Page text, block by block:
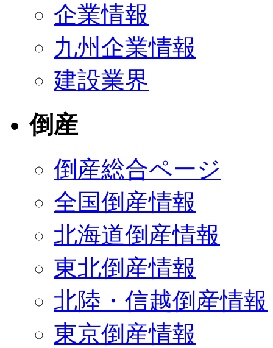
企業情報
九州企業情報
建設業界
倒産
倒産総合ページ
全国倒産情報
北海道倒産情報
東北倒産情報
北陸・信越倒産情報
東京倒産情報